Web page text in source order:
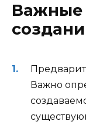
Важные
Важно